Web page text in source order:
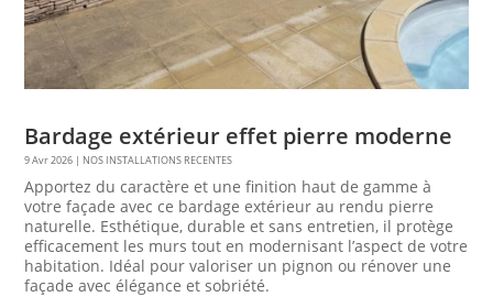
Bardage extérieur effet pierre moderne
9 Avr 2026 | NOS INSTALLATIONS RECENTES
Apportez du caractère et une finition haut de gamme à
votre façade avec ce bardage extérieur au rendu pierre
naturelle. Esthétique, durable et sans entretien, il protège
efficacement les murs tout en modernisant l’aspect de votre
habitation. Idéal pour valoriser un pignon ou rénover une
façade avec élégance et sobriété.